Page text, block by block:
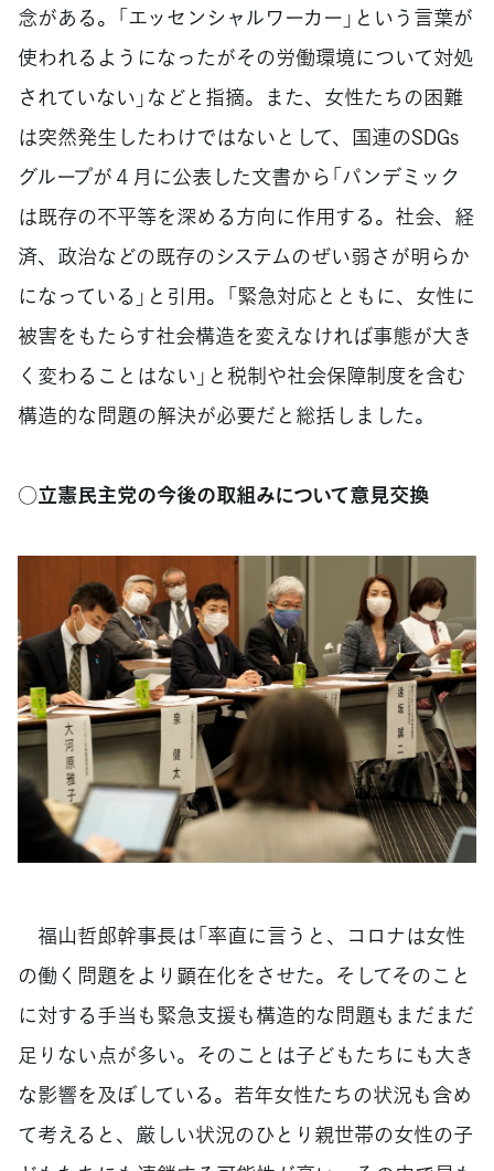
念がある。「エッセンシャルワーカー」という言葉が
使われるようになったがその労働環境について対処
されていない」などと指摘。また、女性たちの困難
は突然発生したわけではないとして、国連のSDGs
グループが４月に公表した文書から「パンデミック
は既存の不平等を深める方向に作用する。社会、経
済、政治などの既存のシステムのぜい弱さが明らか
になっている」と引用。「緊急対応とともに、女性に
被害をもたらす社会構造を変えなければ事態が大き
く変わることはない」と税制や社会保障制度を含む
構造的な問題の解決が必要だと総括しました。
○立憲民主党の今後の取組みについて意見交換
福山哲郎幹事長は「率直に言うと、コロナは女性
の働く問題をより顕在化をさせた。そしてそのこと
に対する手当も緊急支援も構造的な問題もまだまだ
足りない点が多い。そのことは子どもたちにも大き
な影響を及ぼしている。若年女性たちの状況も含め
て考えると、厳しい状況のひとり親世帯の女性の子